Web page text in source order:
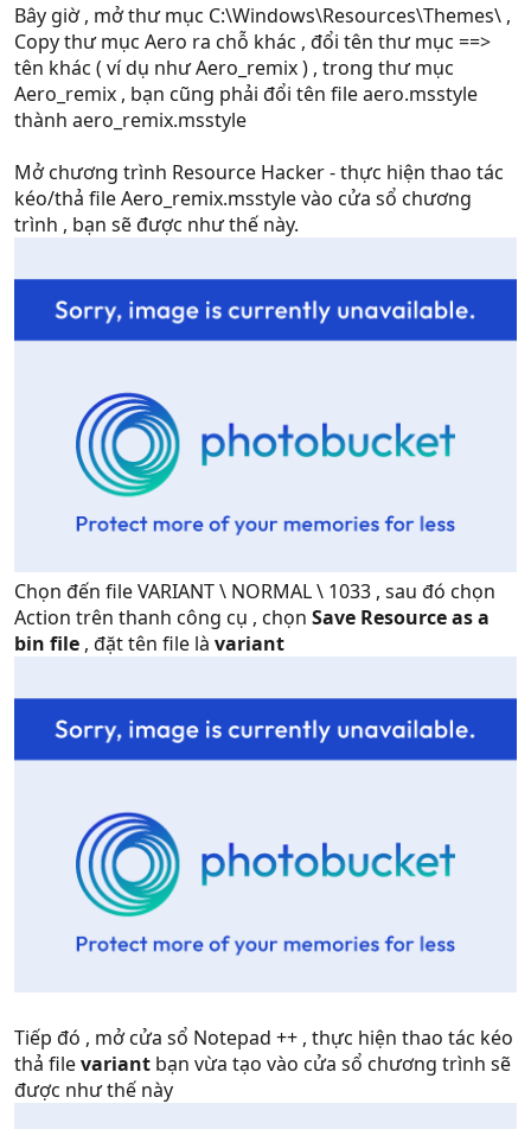
Bây giờ , mở thư mục C:\Windows\Resources\Themes\ ,
Copy thư mục Aero ra chỗ khác , đổi tên thư mục ==>
tên khác ( ví dụ như Aero_remix ) , trong thư mục
Aero_remix , bạn cũng phải đổi tên file aero.msstyle
thành aero_remix.msstyle
Mở chương trình Resource Hacker - thực hiện thao tác
kéo/thả file Aero_remix.msstyle vào cửa sổ chương
trình , bạn sẽ được như thế này.
Chọn đến file VARIANT \ NORMAL \ 1033 , sau đó chọn
Action trên thanh công cụ , chọn Save Resource as a
bin file , đặt tên file là variant
Tiếp đó , mở cửa sổ Notepad ++ , thực hiện thao tác kéo
thả filevariant bạn vừa tạo vào cửa sổ chương trình sẽ
được như thế này